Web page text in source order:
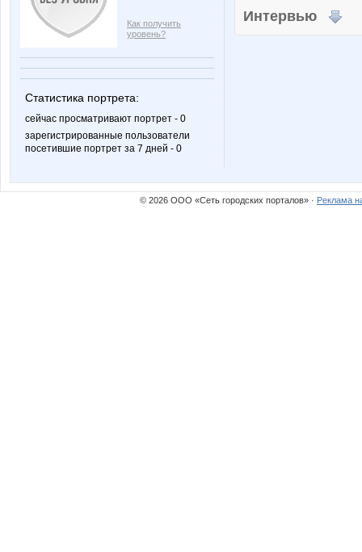
Как получить
уровень?
Статистика портрета:
сейчас просматривают портрет - 0
зарегистрированные пользователи
посетившие портрет за 7 дней - 0
Интервью
© 2026 ООО «Сеть городских порталов» · Реклама